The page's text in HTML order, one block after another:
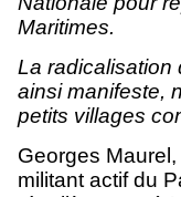
Maritimes.
La radicalisation
ainsi manifeste,
petits villages
Georges
militant actif du